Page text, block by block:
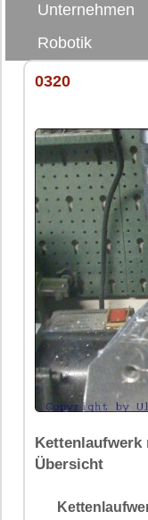
Unternehmen
Robotik
0320
Übersicht